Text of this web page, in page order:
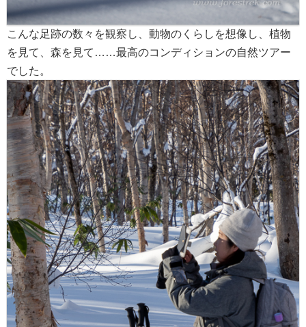
こんな足跡の数々を観察し、動物のくらしを想像し、植物
を見て、森を見て……最高のコンディションの自然ツアー
でした。